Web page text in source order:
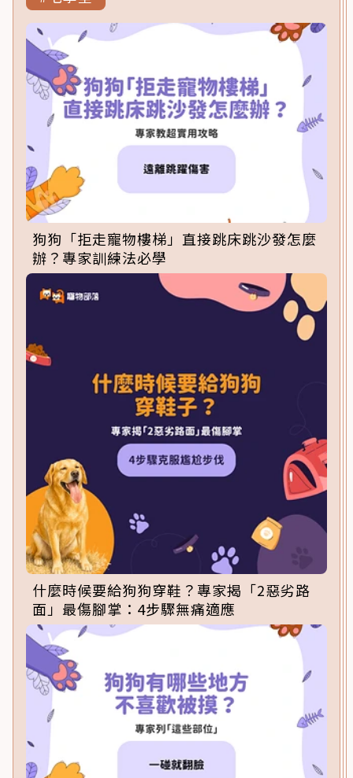
狗狗「拒走寵物樓梯」直接跳床跳沙發怎麼
辦？專家訓練法必學
什麼時候要給狗狗穿鞋？專家揭「2惡劣路
面」最傷腳掌：4步驟無痛適應